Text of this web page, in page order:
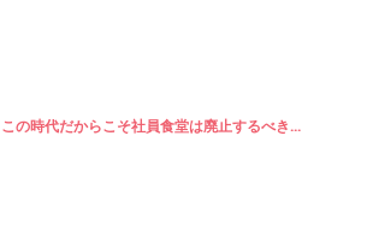
この時代だからこそ社員食堂は廃止するべき...